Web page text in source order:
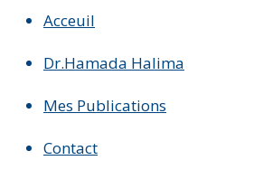
Acceuil
Dr.Hamada Halima
Mes Publications
Contact